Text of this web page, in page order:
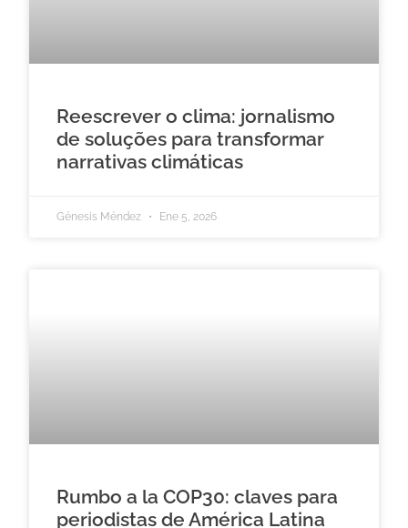
Reescrever o clima: jornalismo
de soluções para transformar
narrativas climáticas
Génesis Méndez Ene 5, 2026
Rumbo a la COP30: claves para
periodistas de América Latina